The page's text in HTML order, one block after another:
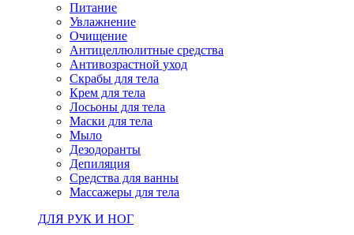
Питание
Увлажнение
Очищение
Антицеллюлитные средства
Антивозрастной уход
Скрабы для тела
Крем для тела
Лосьоны для тела
Маски для тела
Мыло
Дезодоранты
Депиляция
Средства для ванны
Массажеры для тела
ДЛЯ РУК И НОГ